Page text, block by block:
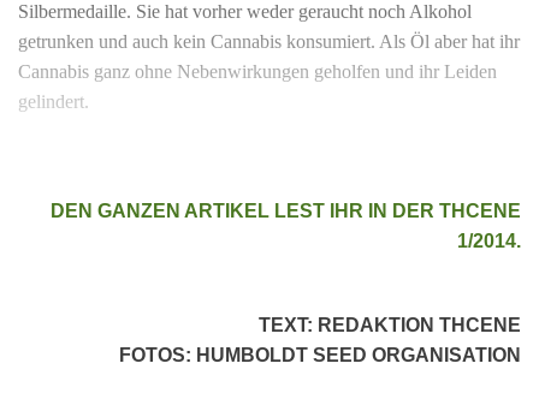
Silbermedaille. Sie hat vorher weder geraucht noch Alkohol
getrunken und auch kein Cannabis konsumiert. Als Öl aber hat ihr
Cannabis ganz ohne Nebenwirkungen geholfen und ihr Leiden
gelindert.
DEN GANZEN ARTIKEL LEST IHR IN DER THCENE
1/2014.
TEXT: REDAKTION THCENE
FOTOS: HUMBOLDT SEED ORGANISATION